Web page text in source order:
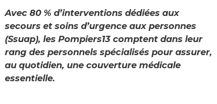
Avec 80 % d’interventions dédiées aux
secours et soins d’urgence aux personnes
(Ssuap), les Pompiers13 comptent dans leur
rang des personnels spécialisés pour assurer,
au quotidien, une couverture médicale
essentielle.